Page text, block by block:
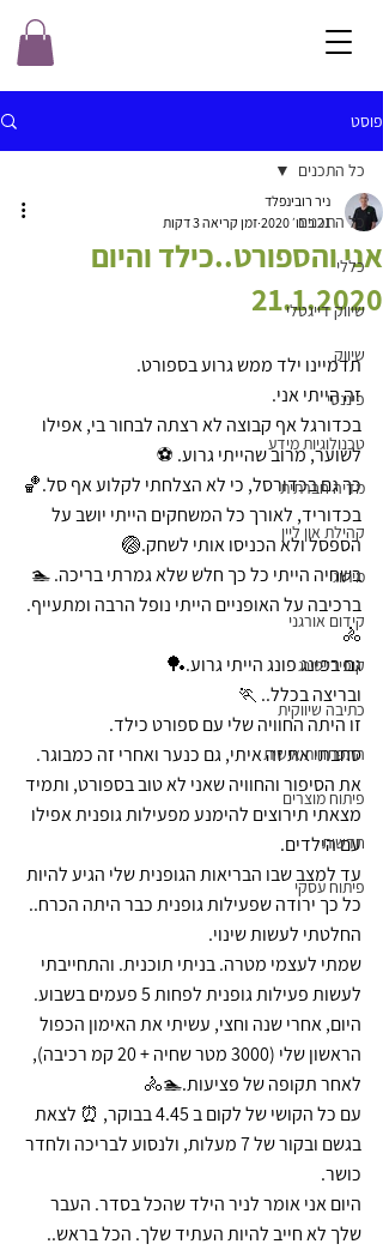
פוסט
כל התכנים
כללי
שיווק דייגטלי
שיווק
פיננסי
טכנולוגיות מידע
מדיה חברתית
קהילת און ליין
מיתוג
קידום אורגני
קופירייטינג
כתיבה שיווקית
התפתחות אישית
פיתוח מוצרים
חדשות
פיתוח עסקי
כל התכנים
אני והספורט..כילד והיום
21.1.2020
ניר רובינפלד
21 בינו׳ 2020
זמן קריאה 3 דקות
תדמיינו ילד ממש גרוע בספורט.
זה הייתי אני.
בכדורגל אף קבוצה לא רצתה לבחור בי, אפילו
לשוער, מרוב שהייתי גרוע. ⚽
כך גם בכדורסל, כי לא הצלחתי לקלוע אף סל.🏀
בכדוריד, לאורך כל המשחקים הייתי יושב על
הספסל ולא הכניסו אותי לשחק.🏐
בשחיה הייתי כל כך חלש שלא גמרתי בריכה. 🏊
ברכיבה על האופניים הייתי נופל הרבה ומתעייף.
🚴
גם בפינג פונג הייתי גרוע.🏓
ובריצה בכלל.. 🏃
זו היתה החוויה שלי עם ספורט כילד.
סחבתי את זה איתי, גם כנער ואחרי זה כמבוגר.
את הסיפור והחוויה שאני לא טוב בספורט, ותמיד
מצאתי תירוצים להימנע מפעילות גופנית אפילו
עם הילדים.
עד למצב שבו הבריאות הגופנית שלי הגיע להיות
כל כך ירודה שפעילות גופנית כבר היתה הכרח..
החלטתי לעשות שינוי.
שמתי לעצמי מטרה. בניתי תוכנית. והתחייבתי
לעשות פעילות גופנית לפחות 5 פעמים בשבוע.
היום, אחרי שנה וחצי, עשיתי את האימון הכפול
הראשון שלי (3000 מטר שחיה + 20 קמ רכיבה),
לאחר תקופה של פציעות.🏊🚴
עם כל הקושי של לקום ב 4.45 בבוקר, ⏰ לצאת
בגשם ובקור של 7 מעלות, ולנסוע לבריכה ולחדר
כושר.
היום אני אומר לניר הילד שהכל בסדר. העבר
שלך לא חייב להיות העתיד שלך. הכל בראש..